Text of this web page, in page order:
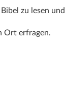
zu lesen
Ort erfragen.